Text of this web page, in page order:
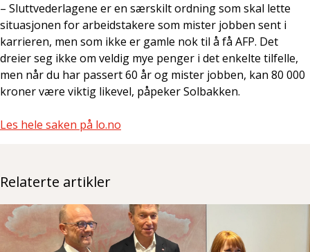
– Sluttvederlagene er en særskilt ordning som skal lette
situasjonen for arbeidstakere som mister jobben sent i
karrieren, men som ikke er gamle nok til å få AFP. Det
dreier seg ikke om veldig mye penger i det enkelte tilfelle,
men når du har passert 60 år og mister jobben, kan 80 000
kroner være viktig likevel, påpeker Solbakken.
Les hele saken på lo.no
Relaterte artikler